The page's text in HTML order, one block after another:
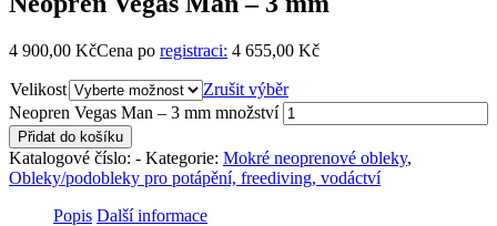
4 900,00 KčCena po registraci: 4 655,00 Kč
Velikost
Zrušit výběr
Neopren Vegas Man – 3 mm množství
Přidat do košíku
Katalogové číslo: - Kategorie: Mokré neoprenové obleky,
Obleky/podobleky pro potápění, freediving, vodáctví
Popis Další informace